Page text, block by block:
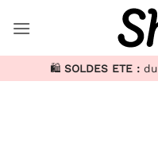
au
🛍️ SOLDES ETE :